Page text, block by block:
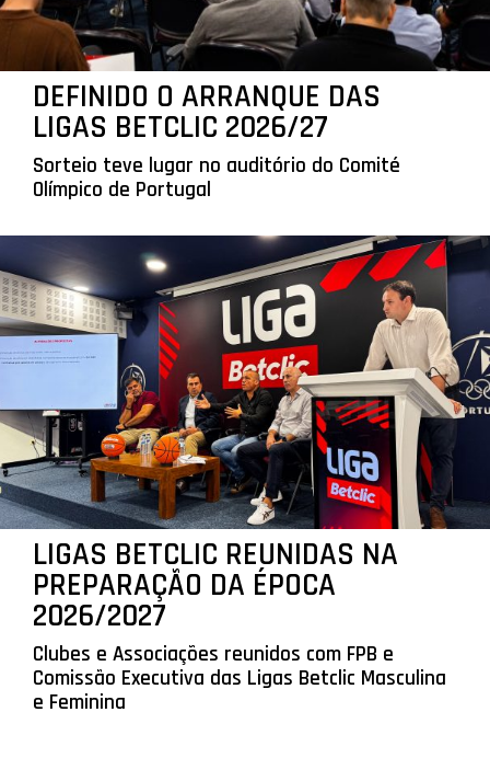
DEFINIDO O ARRANQUE DAS
LIGAS BETCLIC 2026/27
Sorteio teve lugar no auditório do Comité
Olímpico de Portugal
LIGAS BETCLIC REUNIDAS NA
PREPARAÇÃO DA ÉPOCA
2026/2027
Clubes e Associações reunidos com FPB e
Comissão Executiva das Ligas Betclic Masculina
e Feminina